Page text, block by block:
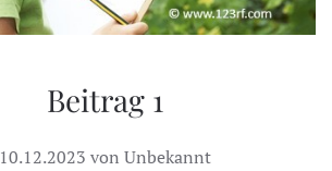
Beitrag 1
10.12.2023 von Unbekannt